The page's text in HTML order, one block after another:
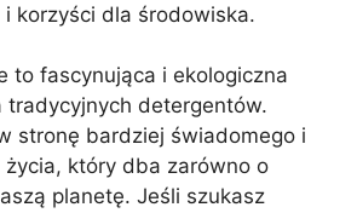
i korzyści dla środowiska.
to fascynująca i ekologiczna
tradycyjnych detergentów.
stronę bardziej świadomego i
który dba zarówno o
planetę. Jeśli szukasz